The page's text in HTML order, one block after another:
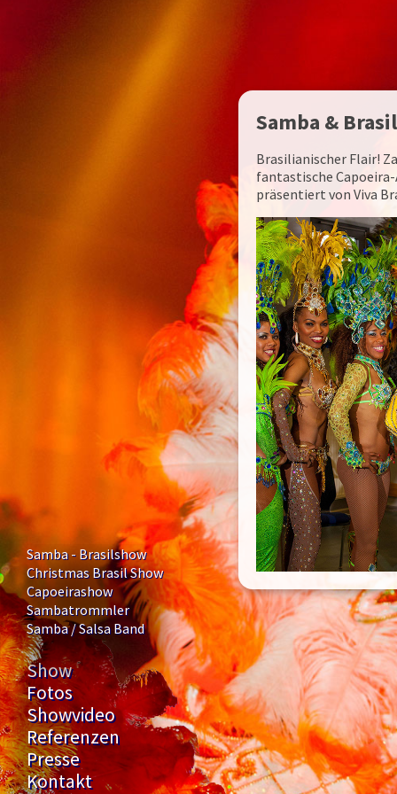
Samba &
Brasilianischer Flair!
fantastische
präsentiert von Viva
Show
Fotos
Showvideo
Referenzen
Presse
Kontakt
Samba - Brasilshow
Christmas Brasil Show
Capoeirashow
Sambatrommler
Samba / Salsa Band